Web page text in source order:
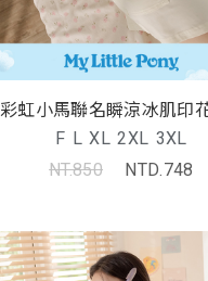
彩虹小馬聯名瞬涼冰肌印
F L XL 2XL 3XL
NT.850
NTD.748